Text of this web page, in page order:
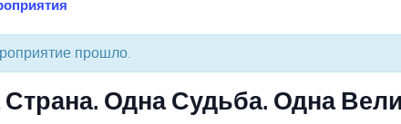
прошло.
Одна Судьба. Одна